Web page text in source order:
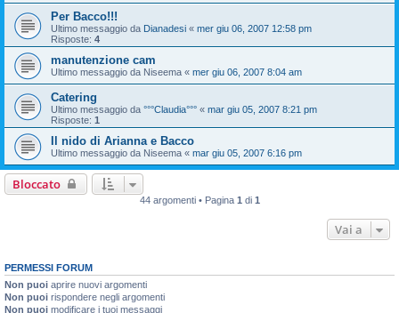
Per Bacco!!!
Ultimo messaggio da Dianadesi « mer giu 06, 2007 12:58 pm
Risposte: 4
manutenzione cam
Ultimo messaggio da Niseema « mer giu 06, 2007 8:04 am
Catering
Ultimo messaggio da °°°Claudia°°° « mar giu 05, 2007 8:21 pm
Risposte: 1
Il nido di Arianna e Bacco
Ultimo messaggio da Niseema « mar giu 05, 2007 6:16 pm
Bloccato
44 argomenti • Pagina 1di 1
Vai a
PERMESSI FORUM
Non puoi aprire nuovi argomenti
Non puoi rispondere negli argomenti
Non puoi modificare i tuoi messaggi